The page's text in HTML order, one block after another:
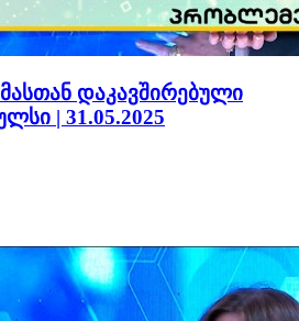
დაკავშირებული
| 31.05.2025